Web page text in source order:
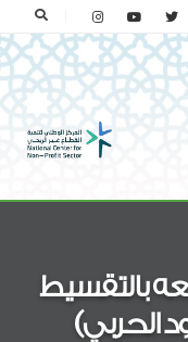
بالتقسيط
الحربي)